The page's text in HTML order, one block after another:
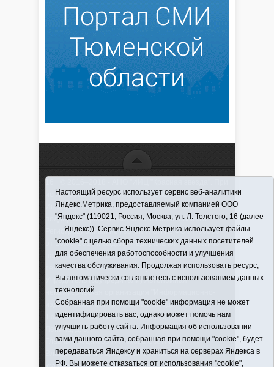
использовании материалов ссылка обязательна
Информационная лента выходит при финансовой
поддержке правительства Тюменской области
Регистрационный номер СМИ ЭЛ № ФС 77-66066
от 10.06. 2016 г. выдано Федеральной службой по
надзору в сфере связи, информационных
технологий и массовых коммуникаций.
Учредитель (соучредители) Автономная
некоммерческая организация "Информационно-
издательский центр "Красная звезда"" (627570,
Тюменская обл., Викуловский р-н, с. Викулово, ул.
Ленина, д. 5).
Главный редактор Антюхова Светлана
Владимировна. Адрес электронной почты:
Настоящий ресурс использует сервис веб-аналитики
Яндекс.Метрика, предоставляемый компанией ООО
"Яндекс" (119021, Россия, Москва, ул. Л. Толстого, 16 (далее
— Яндекс)). Сервис Яндекс.Метрика использует файлы
"cookie" с целью сбора технических данных посетителей
для обеспечения работоспособности и улучшения
качества обслуживания. Продолжая использовать ресурс,
Вы автоматически соглашаетесь с использованием данных
технологий.
Собранная при помощи "cookie" информация не может
идентифицировать вас, однако может помочь нам
улучшить работу сайта. Информация об использовании
вами данного сайта, собранная при помощи "cookie", будет
передаваться Яндексу и храниться на серверах Яндекса в
РФ. Вы можете отказаться от использования "cookie",